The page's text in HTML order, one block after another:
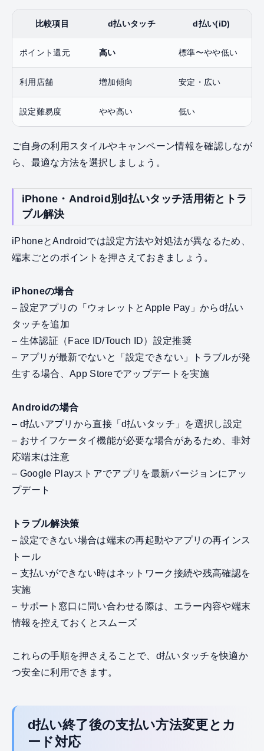
比較項目 d払いタッチ d払い(iD)
ポイント還元 高い 標準〜やや低い
利用店舗 増加傾向 安定・広い
設定難易度 やや高い 低い
ご自身の利用スタイルやキャンペーン情報を確認しなが
ら、最適な方法を選択しましょう。
iPhone・Android別d払いタッチ活用術とトラ
ブル解決
iPhoneとAndroidでは設定方法や対処法が異なるため、
端末ごとのポイントを押さえておきましょう。
iPhoneの場合
– 設定アプリの「ウォレットとApple Pay」からd払い
タッチを追加
– 生体認証（Face ID/Touch ID）設定推奨
– アプリが最新でないと「設定できない」トラブルが発
生する場合、App Storeでアップデートを実施
Androidの場合
– d払いアプリから直接「d払いタッチ」を選択し設定
– おサイフケータイ機能が必要な場合があるため、非対
応端末は注意
– Google Playストアでアプリを最新バージョンにアッ
プデート
トラブル解決策
– 設定できない場合は端末の再起動やアプリの再インス
トール
– 支払いができない時はネットワーク接続や残高確認を
実施
– サポート窓口に問い合わせる際は、エラー内容や端末
情報を控えておくとスムーズ
これらの手順を押さえることで、d払いタッチを快適か
つ安全に利用できます。
d払い終了後の支払い方法変更とカ
ード対応